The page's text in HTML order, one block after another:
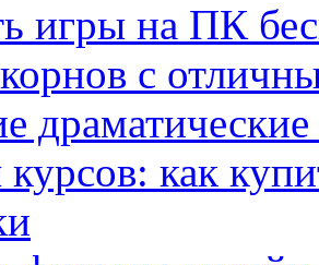
игры на ПК
с
как